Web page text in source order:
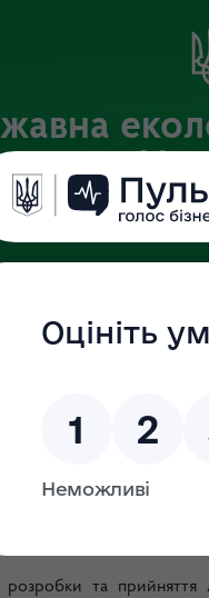
Офіційний веб-портал
Держекоінспекції
та прийняття